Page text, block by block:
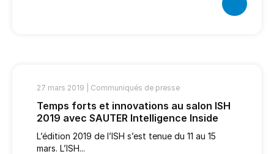
27 mars 2019 | Communiqués de presse
Temps forts et innovations au salon ISH
2019 avec SAUTER Intelligence Inside
L’édition 2019 de l’ISH s’est tenue du 11 au 15
mars. L’ISH...